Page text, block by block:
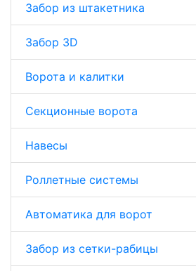
Забор из штакетника
Забор 3D
Ворота и калитки
Секционные ворота
Навесы
Роллетные системы
Автоматика для ворот
Забор из сетки-рабицы